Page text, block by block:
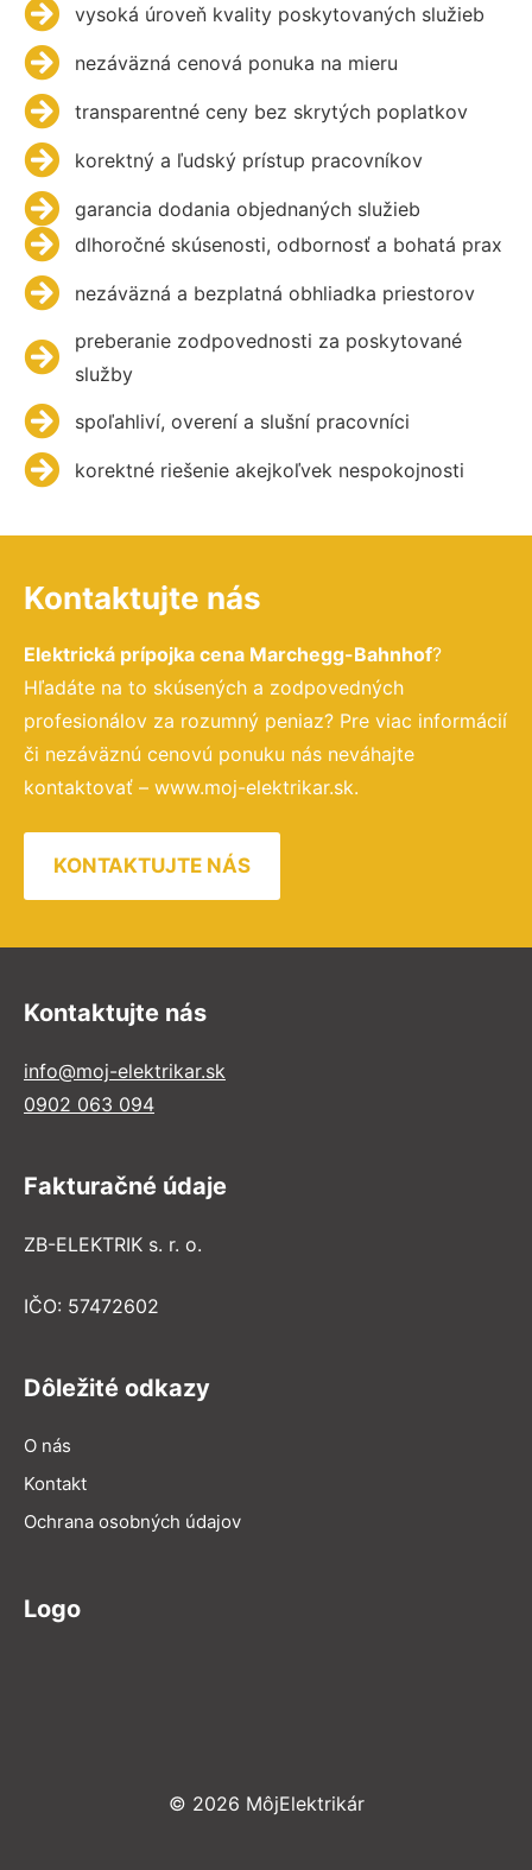
vysoká úroveň kvality poskytovaných služieb
nezáväzná cenová ponuka na mieru
transparentné ceny bez skrytých poplatkov
korektný a ľudský prístup pracovníkov
garancia dodania objednaných služieb
dlhoročné skúsenosti, odbornosť a bohatá prax
nezáväzná a bezplatná obhliadka priestorov
preberanie zodpovednosti za poskytované
služby
spoľahliví, overení a slušní pracovníci
korektné riešenie akejkoľvek nespokojnosti
Kontaktujte nás
Elektrická prípojka cena Marchegg-Bahnhof?
Hľadáte na to skúsených a zodpovedných
profesionálov za rozumný peniaz? Pre viac informácií
či nezáväznú cenovú ponuku nás neváhajte
kontaktovať – www.moj-elektrikar.sk.
KONTAKTUJTE NÁS
Kontaktujte nás
info@moj-elektrikar.sk
0902 063 094
Fakturačné údaje
ZB-ELEKTRIK s. r. o.
IČO: 57472602
Dôležité odkazy
O nás
Kontakt
Ochrana osobných údajov
Logo
© 2026 MôjElektrikár